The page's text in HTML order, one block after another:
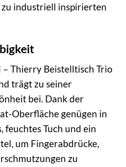
industriell inspirierten
– Thierry Beistelltisch Trio
trägt zu seiner
bei. Dank der
Oberfläche genügen in
feuchtes Tuch und ein
um Fingerabdrücke,
zu